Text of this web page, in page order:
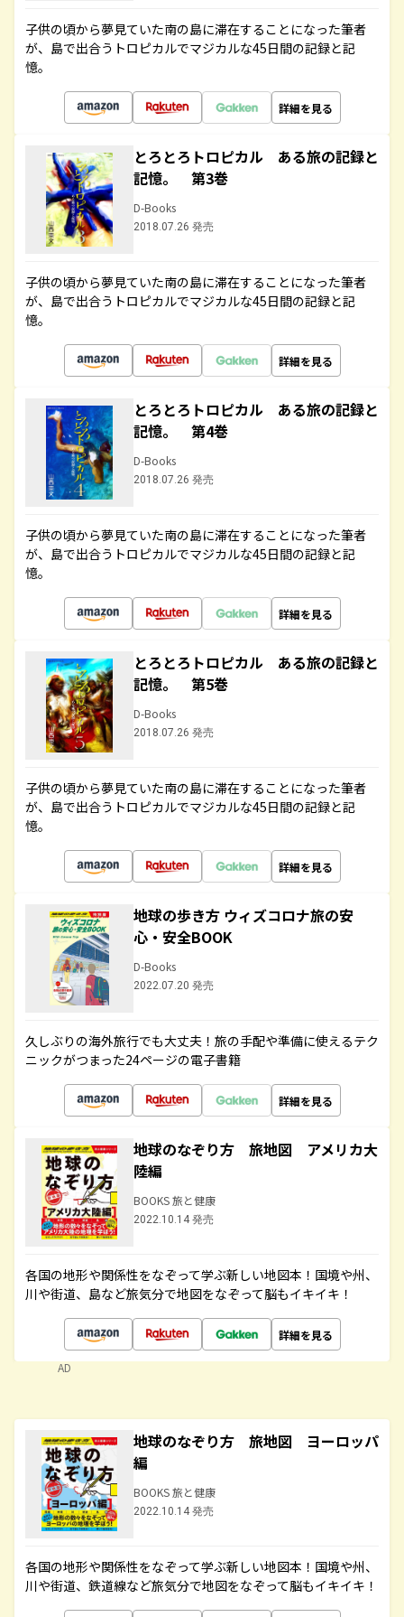
子供の頃から夢見ていた南の島に滞在することになった筆者
が、島で出合うトロピカルでマジカルな45日間の記録と記
憶。
詳細を見る
とろとろトロピカル ある旅の記録と
記憶。 第3巻
D-Books
2018.07.26 発売
子供の頃から夢見ていた南の島に滞在することになった筆者
が、島で出合うトロピカルでマジカルな45日間の記録と記
憶。
詳細を見る
とろとろトロピカル ある旅の記録と
記憶。 第4巻
D-Books
2018.07.26 発売
子供の頃から夢見ていた南の島に滞在することになった筆者
が、島で出合うトロピカルでマジカルな45日間の記録と記
憶。
詳細を見る
とろとろトロピカル ある旅の記録と
記憶。 第5巻
D-Books
2018.07.26 発売
子供の頃から夢見ていた南の島に滞在することになった筆者
が、島で出合うトロピカルでマジカルな45日間の記録と記
憶。
詳細を見る
地球の歩き方 ウィズコロナ旅の安
心・安全BOOK
D-Books
2022.07.20 発売
久しぶりの海外旅行でも大丈夫！旅の手配や準備に使えるテク
ニックがつまった24ページの電子書籍
詳細を見る
地球のなぞり方 旅地図 アメリカ大
陸編
BOOKS 旅と健康
2022.10.14 発売
各国の地形や関係性をなぞって学ぶ新しい地図本！国境や州、
川や街道、島など旅気分で地図をなぞって脳もイキイキ！
詳細を見る
AD
地球のなぞり方 旅地図 ヨーロッパ
編
BOOKS 旅と健康
2022.10.14 発売
各国の地形や関係性をなぞって学ぶ新しい地図本！国境や州、
川や街道、鉄道線など旅気分で地図をなぞって脳もイキイキ！